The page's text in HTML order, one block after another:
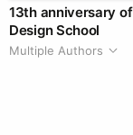
13th anniversary
Design School
Multiple Authors